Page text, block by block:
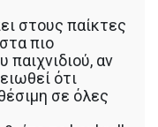
στους παίκτες
πιο
παιχνιδιού, αν
ότι
σε όλες